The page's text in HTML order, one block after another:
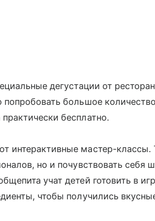
дегустации от
большое
бесплатно.
интерактивные мастер-
но и почувствовать себя
учат детей готовить в
чтобы получились